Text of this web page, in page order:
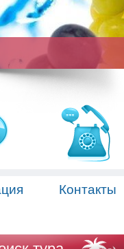
Контакты